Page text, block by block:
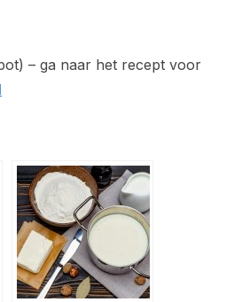
– ga naar het recept voor